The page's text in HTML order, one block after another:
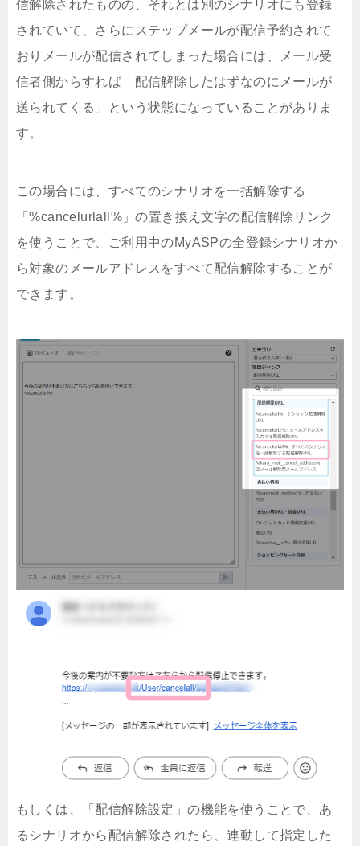
信解除されたものの、それとは別のシナリオにも登録
されていて、さらにステップメールが配信予約されて
おりメールが配信されてしまった場合には、メール受
信者側からすれば「配信解除したはずなのにメールが
送られてくる」という状態になっていることがありま
す。
この場合には、すべてのシナリオを一括解除する
「%cancelurlall%」の置き換え文字の配信解除リンク
を使うことで、ご利用中のMyASPの全登録シナリオか
ら対象のメールアドレスをすべて配信解除することが
できます。
もしくは、「配信解除設定」の機能を使うことで、あ
るシナリオから配信解除されたら、連動して指定した